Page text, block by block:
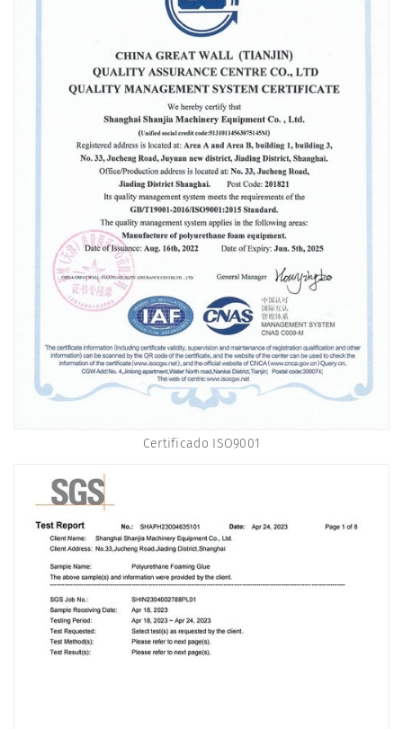
Certificado ISO9001